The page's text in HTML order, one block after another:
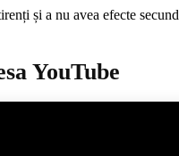
și a nu avea efecte
YouTube